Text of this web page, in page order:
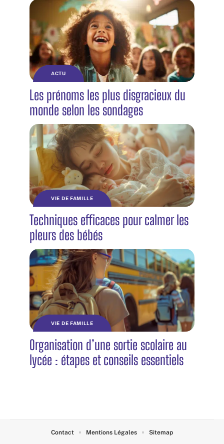
ACTU
Les prénoms les plus disgracieux du
monde selon les sondages
VIE DE FAMILLE
Techniques efficaces pour calmer les
pleurs des bébés
VIE DE FAMILLE
Organisation d’une sortie scolaire au
lycée : étapes et conseils essentiels
Contact Mentions Légales Sitemap